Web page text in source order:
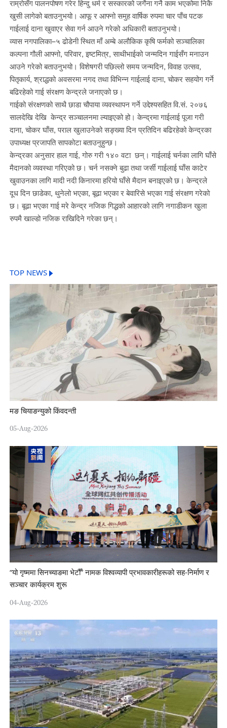
राम्रोसँग पालनपोषण गरेर हिन्दु धर्म र सस्कारको जर्गेना गर्ने काम भएकोमा निकै
खुसी लागेको बताउनुभयो। आफू र आफ्नो समुह वार्षिक रुपमा चार पाँच पटक
गाईलाई दाना खुवाएर सेवा गर्न आउने गरेको अधिकारी बताउनुभयो।
व्यास नगपालिका–५ ढोडेनी स्थित माँ अम्बे अलौकिक कृषि फर्मको सञ्चालिका
कल्पना गौली आफ्नो, परिवार, इष्टमित्र, साथीभाईको जन्मदिन गाईसँग मनाउन
आउने गरेको बताउनुभयो। विशेषगरी पछिल्लो समय जन्मदिन, विवाह उत्सव,
पितृकार्य, श्राद्धको अवसरमा नगद तथा विभिन्न गाईलाई दाना, चोकर सहयोग गर्ने
बढिरहेको गाई संरक्षण केन्द्रले जनाएको छ।
गाईको संरक्षणको साथै छाडा चौपाया व्यवस्थापन गर्ने उद्देश्यसहित वि.सं. २०७६
सालदेखि देखि केन्द्र सञ्चालनमा ल्याइएको हो। केन्द्रमा गाईलाई पूजा गरी
दाना, चोकर घाँस, पराल खुलाउनेको सङ्ख्या दिन प्रतिदिन बढिरहेको केन्द्रका
उपाध्यक्ष प्रजापति सापकोटा बताउनुहुन्छ।
केन्द्रका अनुसार हाल गाई, गोरु गरी १४० वटा छन्। गाईलाई चर्नका लागि घाँसे
मैदानको व्यवस्था गरिएको छ। चर्न नसक्ने बुढा तथा जर्सी गाईलाई घाँस काटेर
खुवाउनका लागि मादी नदी किनारमा हरियो घाँसे मैदान बनाइएको छ। केन्द्रले
दूध दिन छाडेका, थुनेलो भएका, बूढा भएका र बेवारिसे भएका गाई संरक्षण गरेको
छ। बूढा भएका गाई मरे केन्द्र नजिक गिद्धको आहारको लागि नगाडीकन खुला
रुपमै खाल्डो नजिक राखिदिने गरेका छन्।
TOP NEWS
मङ चियाङन्युको किंवदन्ती
05-Aug-2026
“यो गृष्ममा सिनच्याङमा भेटौँ” नामक विश्वव्यापी प्रभावकारीहरूको सह-निर्माण र
सञ्चार कार्यक्रम शुरू
04-Aug-2026